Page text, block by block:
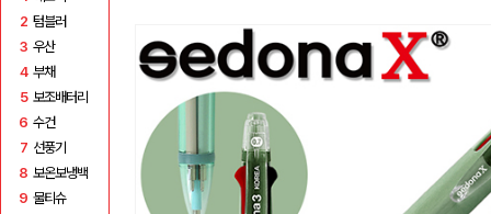
2 텀블러
3 우산
4 부채
5 보조배터리
6 수건
7 선풍기
8 보온보냉백
9 물티슈